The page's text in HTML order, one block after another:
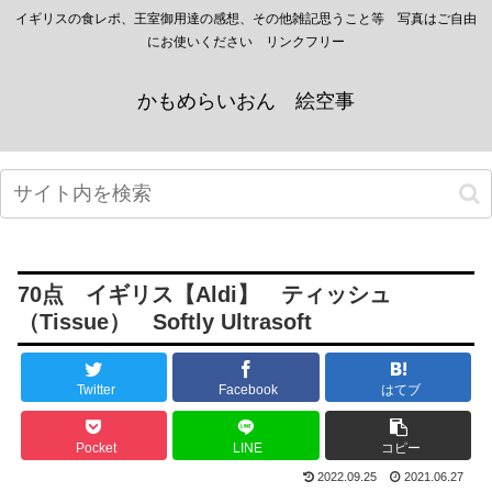
イギリスの食レポ、王室御用達の感想、その他雑記思うこと等 写真はご自由
にお使いください リンクフリー
かもめらいおん 絵空事
70点 イギリス【Aldi】 ティッシュ
（Tissue） Softly Ultrasoft
Twitter Facebook はてブ
Pocket LINE コピー
2022.09.25 2021.06.27